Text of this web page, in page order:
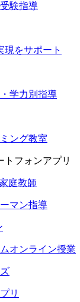
験指導
現をサポート
学力別指導
ング教室
トフォンアプリ
庭教師
マン指導
オンライン授業
リ